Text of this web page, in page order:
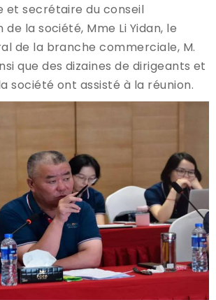
et secrétaire du conseil
la société, Mme Li Yidan, le
de la branche commerciale, M.
que des dizaines de dirigeants et
société ont assisté à la réunion.